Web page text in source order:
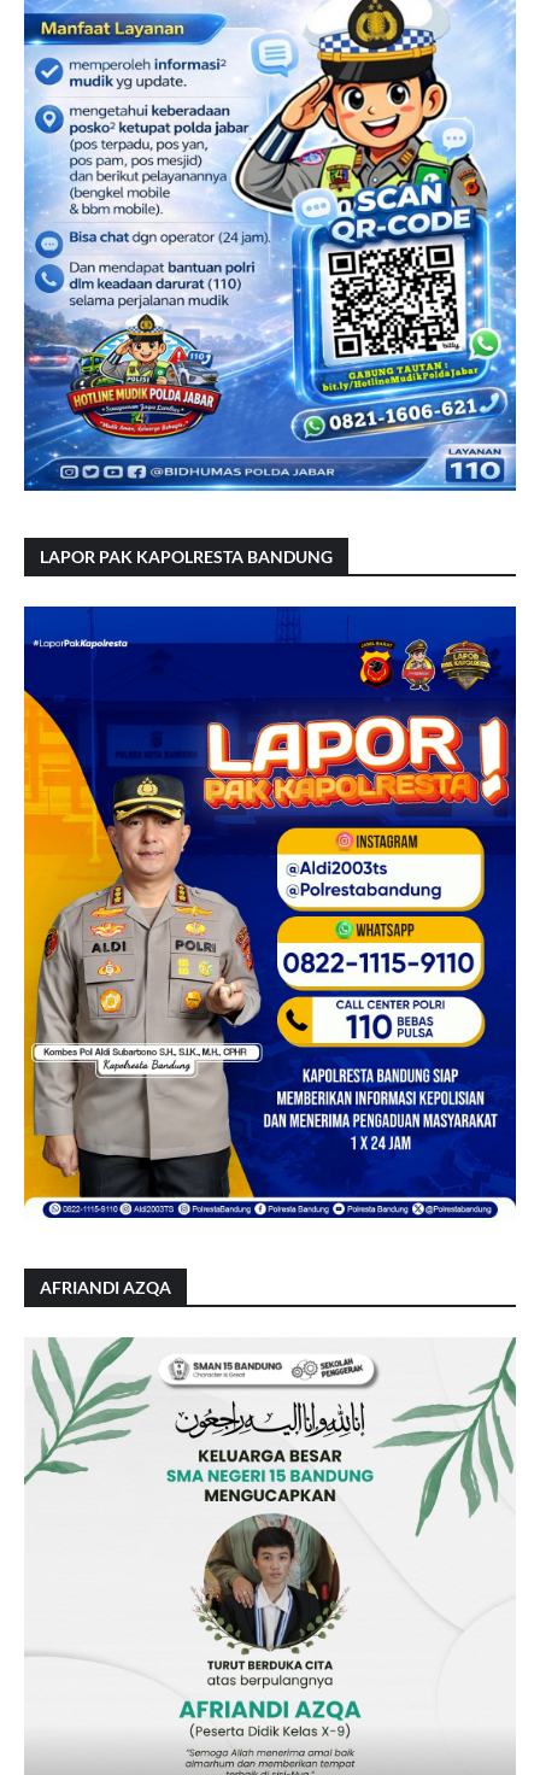
LAPOR PAK KAPOLRESTA BANDUNG
AFRIANDI AZQA